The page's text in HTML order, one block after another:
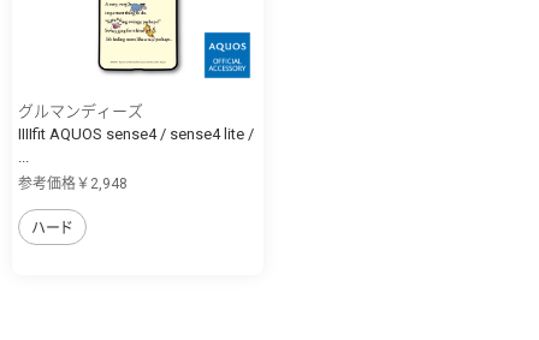
グルマンディーズ
IIIIfit AQUOS sense4 / sense4 lite /
...
参考価格￥2,948
ハード